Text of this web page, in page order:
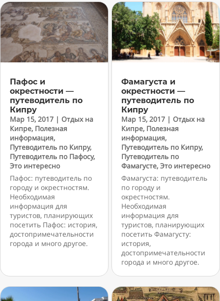
Пафос и
окрестности —
путеводитель по
Кипру
Мар 15, 2017 | Отдых на
Кипре, Полезная
информация,
Путеводитель по Кипру,
Путеводитель по Пафосу,
Это интересно
Пафос: путеводитель по
городу и окрестностям.
Необходимая
информация для
туристов, планирующих
посетить Пафос: история,
достопримечательности
города и много другое.
Фамагуста и
окрестности —
путеводитель по
Кипру
Мар 15, 2017 | Отдых на
Кипре, Полезная
информация,
Путеводитель по Кипру,
Путеводитель по
Фамагусте, Это интересно
Фамагуста: путеводитель
по городу и
окрестностям.
Необходимая
информация для
туристов, планирующих
посетить Фамагусту:
история,
достопримечательности
города и много другое.